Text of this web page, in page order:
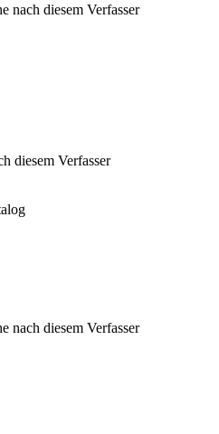
nach diesem Verfasser
diesem Verfasser
nach diesem Verfasser